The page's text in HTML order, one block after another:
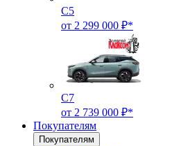
C5
от 2 299 000 ₽*
C7
от 2 739 000 ₽*
Покупателям
Покупателям